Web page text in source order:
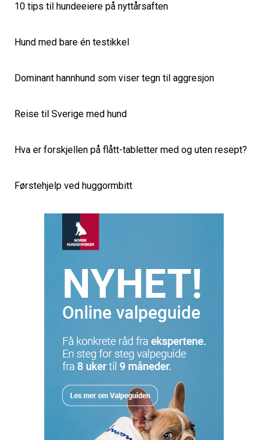
10 tips til hundeeiere på nyttårsaften
Hund med bare én testikkel
Dominant hannhund som viser tegn til aggresjon
Reise til Sverige med hund
Hva er forskjellen på flått-tabletter med og uten resept?
Førstehjelp ved huggormbitt